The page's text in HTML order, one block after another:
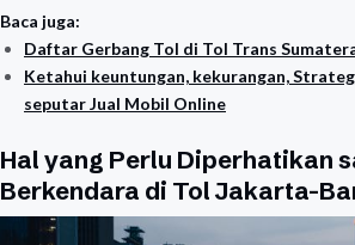
Baca juga:
Daftar Gerbang Tol di Tol Trans
Ketahui keuntungan, kekurangan,
seputar Jual Mobil Online
Hal yang Perlu Diperhatikan
Berkendara di Tol Jakarta-